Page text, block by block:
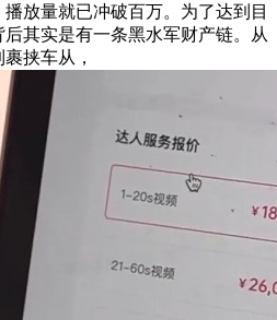
放量就已冲破百万。为了达到目
其实是有一条黑水军财产链。从
挟车从，